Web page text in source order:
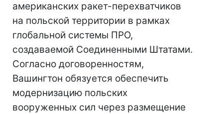
американских ракет-перехватчиков
на польской территории в рамках
глобальной системы ПРО,
создаваемой Соединенными Штатами.
Согласно договоренностям,
Вашингтон обязуется обеспечить
модернизацию польских
вооруженных сил через размещение